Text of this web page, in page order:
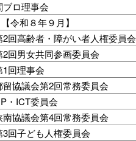
ブロ理事会
【令和８年９月】
2回高齢者・障がい者人権委員会
2回男女共同参画委員会
1回理事会
留協議会第2回常務委員会
・ICT委員会
南協議会第4回常務委員会
3回子ども人権委員会